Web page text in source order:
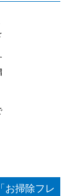
お掃除フレ